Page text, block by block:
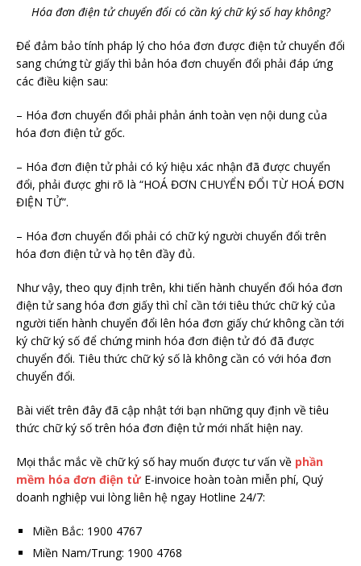
Hóa đơn điện tử chuyển đổi có cần ký chữ ký số hay không?
Để đảm bảo tính pháp lý cho hóa đơn được điện tử chuyển đổi
sang chứng từ giấy thì bản hóa đơn chuyển đổi phải đáp ứng
các điều kiện sau:
– Hóa đơn chuyển đổi phải phản ánh toàn vẹn nội dung của
hóa đơn điện tử gốc.
– Hóa đơn điện tử phải có ký hiệu xác nhận đã được chuyển
đổi, phải được ghi rõ là “HOÁ ĐƠN CHUYỂN ĐỔI TỪ HOÁ ĐƠN
ĐIỆN TỬ”.
– Hóa đơn chuyển đổi phải có chữ ký người chuyển đổi trên
hóa đơn điện tử và họ tên đầy đủ.
Như vậy, theo quy định trên, khi tiến hành chuyển đổi hóa đơn
điện tử sang hóa đơn giấy thì chỉ cần tới tiêu thức chữ ký của
người tiến hành chuyển đổi lên hóa đơn giấy chứ không cần tới
ký chữ ký số để chứng minh hóa đơn điện tử đó đã được
chuyển đổi. Tiêu thức chữ ký số là không cần có với hóa đơn
chuyển đổi.
Bài viết trên đây đã cập nhật tới bạn những quy định về tiêu
thức chữ ký số trên hóa đơn điện tử mới nhất hiện nay.
Mọi thắc mắc về chữ ký số hay muốn được tư vấn về phần
mềm hóa đơn điện tửE-invoice hoàn toàn miễn phí, Quý
doanh nghiệp vui lòng liên hệ ngay Hotline 24/7:
Miền Bắc: 1900 4767
Miền Nam/Trung: 1900 4768